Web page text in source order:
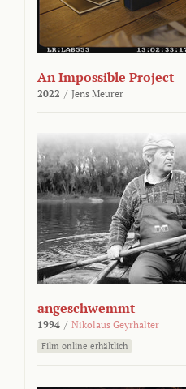
An Impossible Project
2022 / Jens Meurer
angeschwemmt
1994 / Nikolaus Geyrhalter
Film online erhältlich